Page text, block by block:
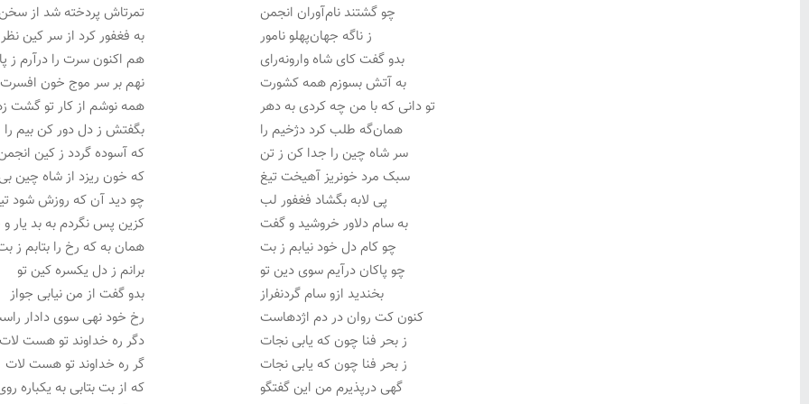
چو گشتند نام‌آوران انجمن
تمرتاش پردخته شد از سخن
ز ناگه جهان‌پهلو نامور
به فغفور کرد از سر کین نظر
بدو گفت کای شاه وارونه‌رای
هم اکنون سرت را درآرم ز
به آتش بسوزم همه کشورت
نهم بر سر موج خون افسرت
تو دانی که با من چه کردی به دهر
همه نوشم از کار تو گشت
همان‌گه طلب کرد دژخیم را
بگفتش ز دل دور کن بیم را
سر شاه چین را جدا کن ز تن
که آسوده گردد ز کین
سبک مرد خونریز آهیخت تیغ
که خون ریزد از شاه چین
پی لابه بگشاد فغفور لب
چو دید آن که روزش شود
به سام دلاور خروشید و گفت
کزین پس نگردم به بد یار
چو کام دل خود نیابم ز بت
همان به که رخ را بتابم ز
چو پاکان درآیم سوی دین تو
برانم ز دل یکسره کین تو
بخندید ازو سام گردنفراز
بدو گفت از من نیابی جواز
کنون کت روان در دم اژدهاست
رخ خود نهی سوی دادار
ز بحر فنا چون که یابی نجات
دگر ره خداوند تو هست لات
ز بحر فنا چون که یابی نجات
گر ره خداوند تو هست لات
گهی درپذیرم من این گفتگو
که از بت بتابی به یکباره